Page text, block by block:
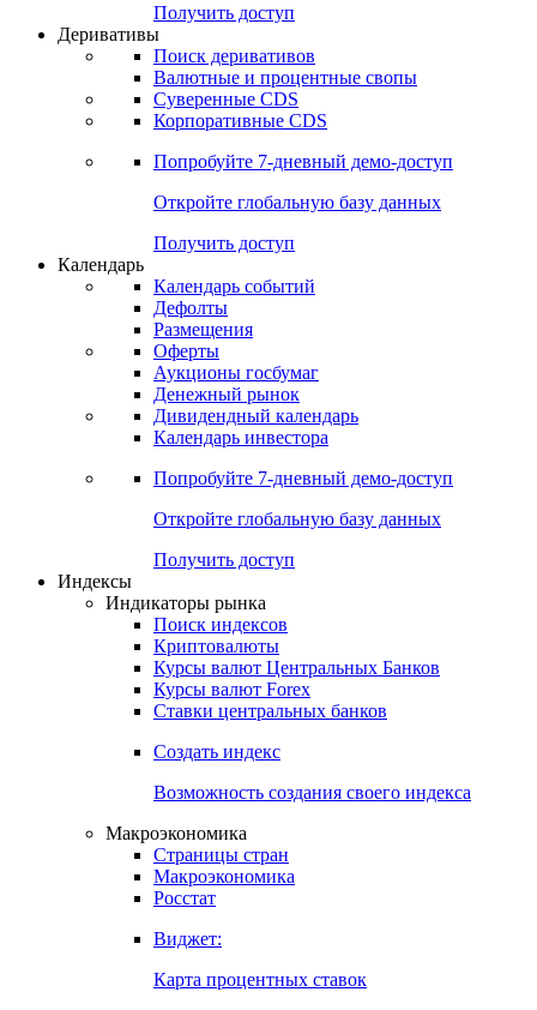
Получить доступ
Деривативы
Поиск деривативов
Валютные и процентные свопы
Суверенные CDS
Корпоративные CDS
Попробуйте 7-дневный демо-доступ
Откройте глобальную базу данных
Получить доступ
Календарь
Календарь событий
Дефолты
Размещения
Оферты
Аукционы госбумаг
Денежный рынок
Дивидендный календарь
Календарь инвестора
Попробуйте 7-дневный демо-доступ
Откройте глобальную базу данных
Получить доступ
Индексы
Индикаторы рынка
Поиск индексов
Криптовалюты
Курсы валют Центральных Банков
Курсы валют Forex
Ставки центральных банков
Создать индекс
Возможность создания своего индекса
Макроэкономика
Страницы стран
Макроэкономика
Росстат
Виджет:
Карта процентных ставок